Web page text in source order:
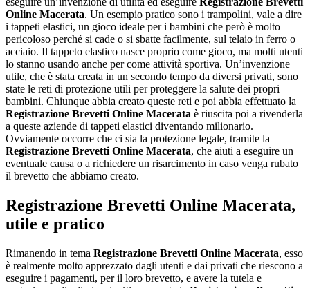
Online Macerata. Un esempio pratico sono i trampolini, vale a dire
i tappeti elastici, un gioco ideale per i bambini che però è molto
pericoloso perché si cade o si sbatte facilmente, sul telaio in ferro o
acciaio. Il tappeto elastico nasce proprio come gioco, ma molti utenti
lo stanno usando anche per come attività sportiva. Un’invenzione
utile, che è stata creata in un secondo tempo da diversi privati, sono
state le reti di protezione utili per proteggere la salute dei propri
bambini. Chiunque abbia creato queste reti e poi abbia effettuato la
Registrazione Brevetti Online Macerata è riuscita poi a rivenderla
a queste aziende di tappeti elastici diventando milionario.
Ovviamente occorre che ci sia la protezione legale, tramite la
Registrazione Brevetti Online Macerata, che aiuti a eseguire un
eventuale causa o a richiedere un risarcimento in caso venga rubato
il brevetto che abbiamo creato.
Registrazione Brevetti Online Macerata,
utile e pratico
Rimanendo in tema Registrazione Brevetti Online Macerata, esso
è realmente molto apprezzato dagli utenti e dai privati che riescono a
eseguire i pagamenti, per il loro brevetto, e avere la tutela e